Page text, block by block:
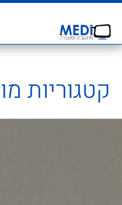
קטגוריות